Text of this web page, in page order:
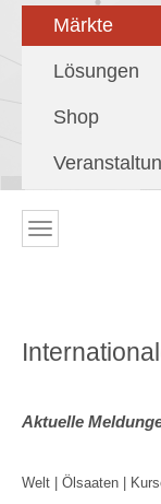
Märkte
Lösungen
Shop
Aktuelle
Welt | Ölsaaten |